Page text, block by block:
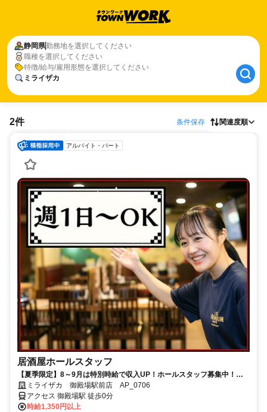
静岡県勤務地を選択してください
職種を選択してください
特徴/給与/雇用形態を選択してください
ミライザカ
2件 条件保存 関連度順
アルバイト・パート
居酒屋ホールスタッフ
【夏季限定】8～9月は特別時給で収入UP！ホールスタッフ募集中！週
末働ける方歓迎！シフト自由！週末働ける方歓迎！シフト自由！髪色自
由。ネイルピアスOK。週1回からOK。近隣大学、専門学生多数在籍。
車通勤OK。フリーター、初バイト大歓迎。手当あり。
ミライザカ 御殿場駅前店 AP_0706
アクセス 御殿場駅 徒歩0分
時給1,350円以上